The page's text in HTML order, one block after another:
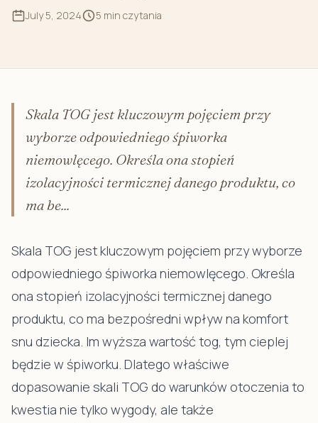
July 5, 2024 5 min czytania
Skala TOG jest kluczowym pojęciem przy
wyborze odpowiedniego śpiworka
niemowlęcego. Określa ona stopień
izolacyjności termicznej danego produktu, co
ma be...
Skala TOG jest kluczowym pojęciem przy wyborze
odpowiedniego śpiworka niemowlęcego. Określa
ona stopień izolacyjności termicznej danego
produktu, co ma bezpośredni wpływ na komfort
snu dziecka. Im wyższa wartość tog, tym cieplej
będzie w śpiworku. Dlatego właściwe
dopasowanie skali TOG do warunków otoczenia to
kwestia nie tylko wygody, ale także